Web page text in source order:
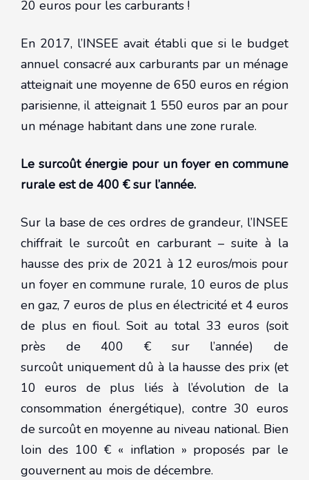
20 euros pour les carburants !
En 2017, l’INSEE avait établi que si le budget
annuel consacré aux carburants par un ménage
atteignait une moyenne de 650 euros en région
parisienne, il atteignait 1 550 euros par an pour
un ménage habitant dans une zone rurale.
Le surcoût énergie pour un foyer en commune
rurale est de 400 € sur l’année.
Sur la base de ces ordres de grandeur, l’INSEE
chiffrait le surcoût en carburant – suite à la
hausse des prix de 2021 à 12 euros/mois pour
un foyer en commune rurale, 10 euros de plus
en gaz, 7 euros de plus en électricité et 4 euros
de plus en fioul. Soit au total 33 euros (soit
près de 400 € sur l’année) de
surcoût uniquement dû à la hausse des prix (et
10 euros de plus liés à l’évolution de la
consommation énergétique), contre 30 euros
de surcoût en moyenne au niveau national. Bien
loin des 100 € « inflation » proposés par le
gouvernent au mois de décembre.